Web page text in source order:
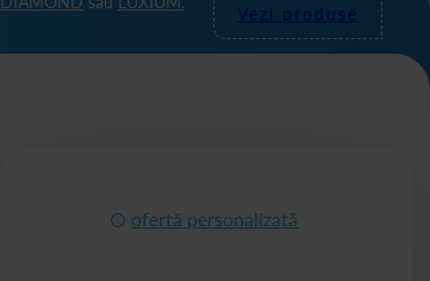
Vezi produse
ofertă personalizată